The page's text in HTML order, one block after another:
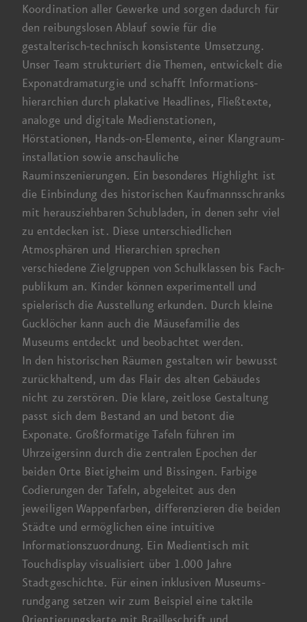
Koordination aller Gewerke und sorgen dadurch für
den reibungs­losen Ablauf sowie für die
gestalterisch-technisch konsistente Umsetzung.
Unser Team strukturiert die Themen, entwickelt die
Exponat­dramaturgie und schafft Informations­
hierarchien durch plakative Head­lines, Fließ­texte,
analoge und digitale Medien­stationen,
Hörstationen, Hands-on-Elemente, einer Klangraum­
installation sowie anschauliche
Rauminszenierungen. Ein besonderes Highlight ist
die Einbindung des historischen Kaufmanns­schranks
mit herausziehbaren Schubladen, in denen sehr viel
zu entdecken ist. Diese unterschiedlichen
Atmosphären und Hierarchien sprechen
verschiedene Ziel­gruppen von Schul­klassen bis Fach­
publikum an. Kinder können experimentell und
spielerisch die Ausstellung erkunden. Durch kleine
Guck­löcher kann auch die Mäuse­familie des
Museums entdeckt und beobachtet werden.
In den historischen Räumen gestalten wir bewusst
zurück­haltend, um das Flair des alten Gebäudes
nicht zu zerstören. Die klare, zeitlose Gestaltung
passt sich dem Bestand an und betont die
Exponate. Großformatige Tafeln führen im
Uhrzeiger­sinn durch die zentralen Epochen der
beiden Orte Bietigheim und Bissingen. Farbige
Codierungen der Tafeln, abgeleitet aus den
jeweiligen Wappen­farben, differenzieren die beiden
Städte und ermöglichen eine intuitive
Informationszuordnung. Ein Medientisch mit
Touch­display visualisiert über 1.000 Jahre
Stadtgeschichte. Für einen inklusiven Museums­
rundgang setzen wir zum Beispiel eine taktile